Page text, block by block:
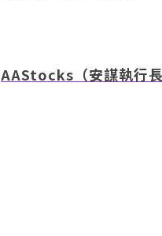
AAStocks（安謀執行長